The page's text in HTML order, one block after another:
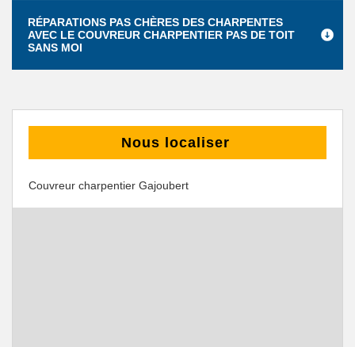
RÉPARATIONS PAS CHÈRES DES CHARPENTES
AVEC LE COUVREUR CHARPENTIER PAS DE TOIT
SANS MOI
Nous localiser
Couvreur charpentier Gajoubert